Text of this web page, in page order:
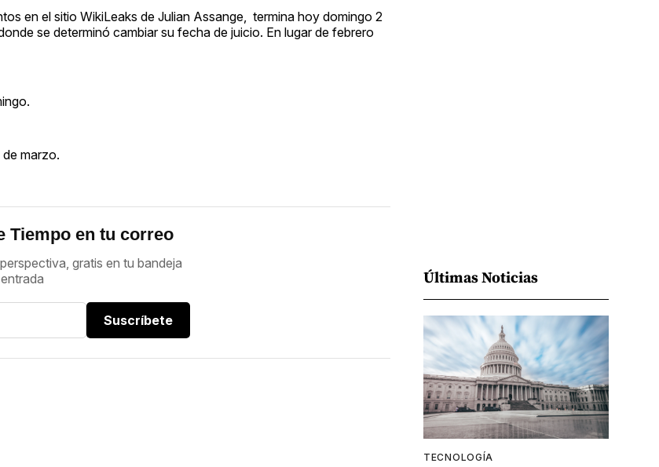
en el sitio WikiLeaks de Julian Assange, termina hoy domingo 2
se determinó cambiar su fecha de juicio. En lugar de febrero
marzo.
Tiempo en tu correo
gratis en tu bandeja
Suscríbete
Últimas Noticias
TECNOLOGÍA